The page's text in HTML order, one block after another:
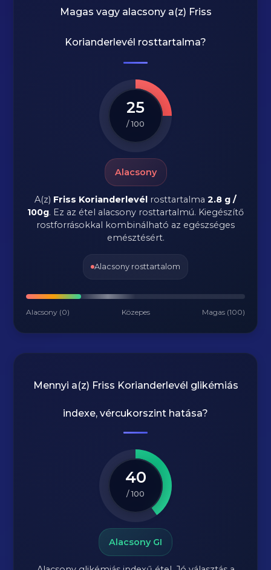
Magas vagy alacsony a(z) Friss
Korianderlevél rosttartalma?
25
/ 100
Alacsony
A(z) Friss Korianderlevél rosttartalma 2.8 g /
100g. Ez az étel alacsony rosttartalmú. Kiegészítő
rostforrásokkal kombinálható az egészséges
emésztésért.
Alacsony rosttartalom
Alacsony (0) Közepes Magas (100)
Mennyi a(z) Friss Korianderlevél glikémiás
indexe, vércukorszint hatása?
40
/ 100
Alacsony GI